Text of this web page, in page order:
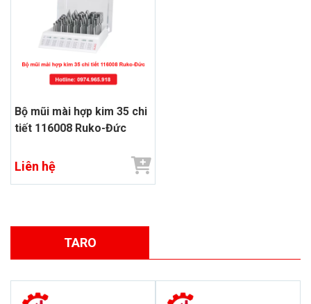
Bộ mũi mài hợp kim 35 chi
tiết 116008 Ruko-Đức
Liên hệ
TARO